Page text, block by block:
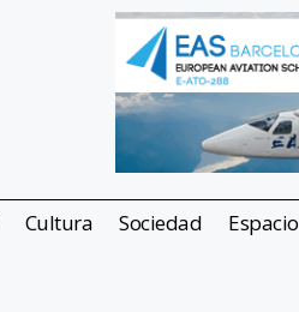
Cultura Sociedad Espacio